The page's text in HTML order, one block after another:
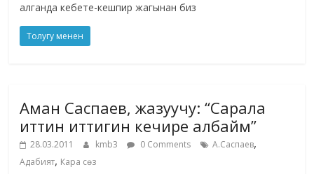
алганда кебете-кешпир жагынан биз
Толугу менен
Аман Саспаев, жазуучу: “Сарала
иттин иттигин кечире албайм”
28.03.2011 kmb3 0 Comments А.Саспаев,
Адабият, Кара сөз